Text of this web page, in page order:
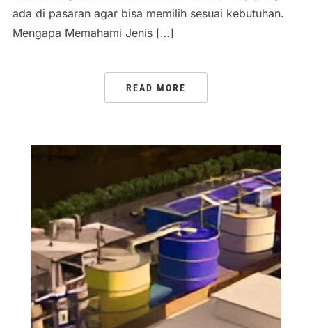
ada di pasaran agar bisa memilih sesuai kebutuhan.
Mengapa Memahami Jenis […]
READ MORE